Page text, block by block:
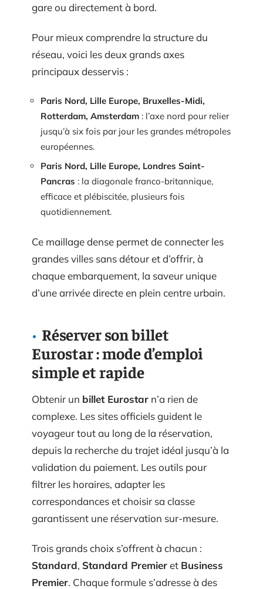
gare ou directement à bord.
Pour mieux comprendre la structure du
réseau, voici les deux grands axes
principaux desservis :
Paris Nord, Lille Europe, Bruxelles-Midi,
Rotterdam, Amsterdam : l’axe nord pour relier
jusqu’à six fois par jour les grandes métropoles
européennes.
Paris Nord, Lille Europe, Londres Saint-
Pancras : la diagonale franco-britannique,
efficace et plébiscitée, plusieurs fois
quotidiennement.
Ce maillage dense permet de connecter les
grandes villes sans détour et d’offrir, à
chaque embarquement, la saveur unique
d’une arrivée directe en plein centre urbain.
Réserver son billet
Eurostar : mode d’emploi
simple et rapide
Obtenir un billet Eurostar n’a rien de
complexe. Les sites officiels guident le
voyageur tout au long de la réservation,
depuis la recherche du trajet idéal jusqu’à la
validation du paiement. Les outils pour
filtrer les horaires, adapter les
correspondances et choisir sa classe
garantissent une réservation sur-mesure.
Trois grands choix s’offrent à chacun :
Standard, Standard Premieret Business
Premier. Chaque formule s’adresse à des